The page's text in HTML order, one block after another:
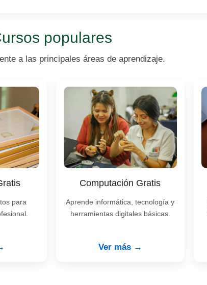
populares
a las principales áreas de aprendizaje.
para
Computación Gratis
Aprende informática, tecnología y
herramientas digitales básicas.
Ver más →